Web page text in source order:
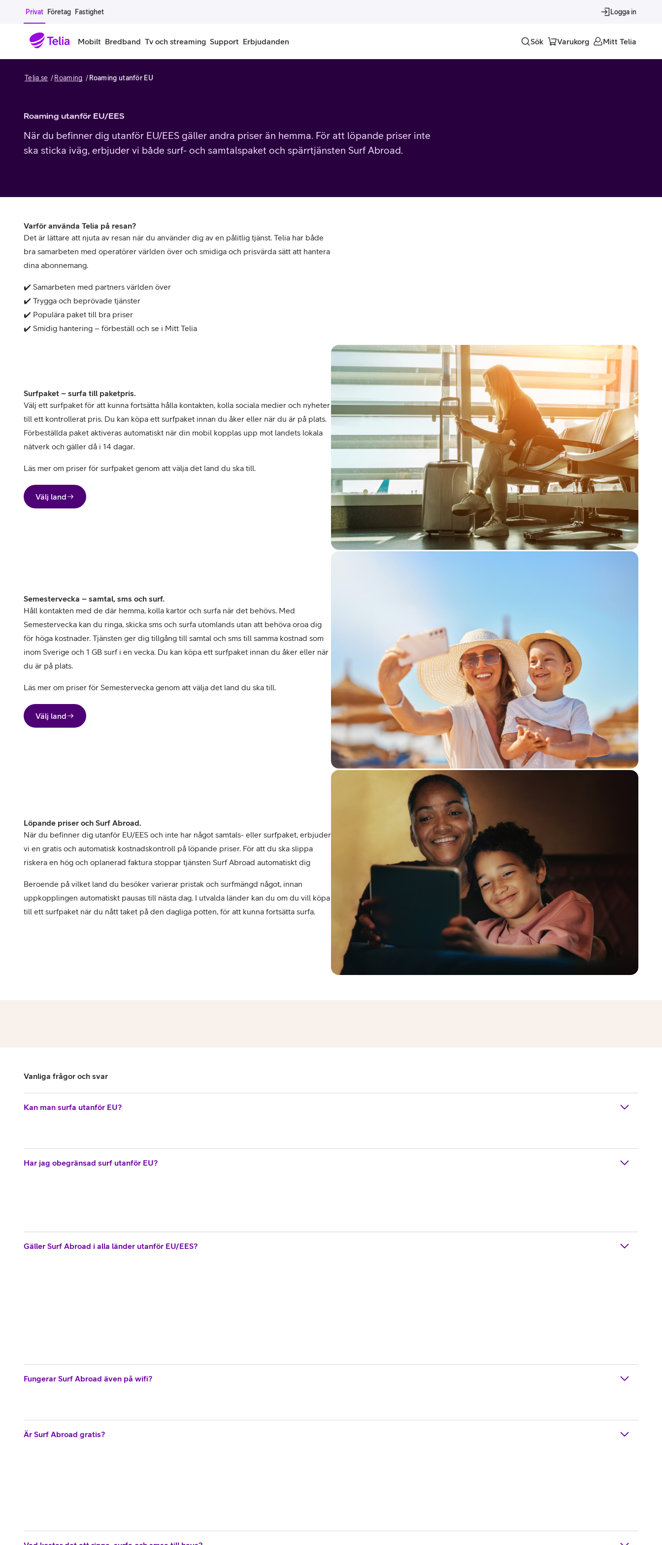
Gå till sidans innehåll
Privat Företag Fastighet Logga in
Mobilt
Mobiltelefoner
Google Pixel
Begagnade mobiltelefoner
Billiga mobiltelefoner
Laddare
Hörlurar
Extra användare Laddningscheck
Smartwatches
Alla smartwatches
Surfplattor
Bredband Tv och streaming Support Erbjudanden Sök Varukorg Mitt Telia
Telia.se Roaming Roaming utanför EU
Roaming utanför EU/EES
När du befinner dig utanför EU/EES gäller andra priser än hemma. För att löpande priser inte
ska sticka iväg, erbjuder vi både surf- och samtalspaket och spärrtjänsten Surf Abroad.
Varför använda Telia på resan?
Det är lättare att njuta av resan när du använder dig av en pålitlig tjänst. Telia har både
bra samarbeten med operatörer världen över och smidiga och prisvärda sätt att hantera
dina abonnemang.
✔️ Samarbeten med partners världen över
✔️ Trygga och beprövade tjänster
✔️ Populära paket till bra priser
✔️ Smidig hantering – förbeställ och se i Mitt Telia
Surfpaket – surfa till paketpris.
Välj ett surfpaket för att kunna fortsätta hålla kontakten, kolla sociala medier och nyheter
till ett kontrollerat pris. Du kan köpa ett surfpaket innan du åker eller när du är på plats.
Förbeställda paket aktiveras automatiskt när din mobil kopplas upp mot landets lokala
nätverk och gäller då i 14 dagar.
Läs mer om priser för surfpaket genom att välja det land du ska till.
Välj land
Semestervecka – samtal, sms och surf.
Håll kontakten med de där hemma, kolla kartor och surfa när det behövs. Med
Semestervecka kan du ringa, skicka sms och surfa utomlands utan att behöva oroa dig
för höga kostnader. Tjänsten ger dig tillgång till samtal och sms till samma kostnad som
inom Sverige och 1 GB surf i en vecka. Du kan köpa ett surfpaket innan du åker eller när
du är på plats.
Läs mer om priser för Semestervecka genom att välja det land du ska till.
Välj land
Löpande priser och Surf Abroad.
När du befinner dig utanför EU/EES och inte har något samtals- eller surfpaket, erbjuder
vi en gratis och automatisk kostnadskontroll på löpande priser. För att du ska slippa
riskera en hög och oplanerad faktura stoppar tjänsten Surf Abroad automatiskt dig
Beroende på vilket land du besöker varierar pristak och surfmängd något, innan
uppkopplingen automatiskt pausas till nästa dag. I utvalda länder kan du om du vill köpa
till ett surfpaket när du nått taket på den dagliga potten, för att kunna fortsätta surfa.
Vanliga frågor och svar
Kan man surfa utanför EU?
Har jag obegränsad surf utanför EU?
Gäller Surf Abroad i alla länder utanför EU/EES?
Fungerar Surf Abroad även på wifi?
Är Surf Abroad gratis?